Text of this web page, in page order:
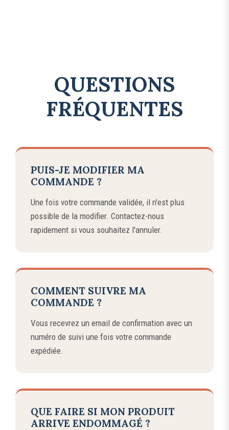
QUESTIONS
FRÉQUENTES
PUIS-JE MODIFIER MA
COMMANDE ?
Une fois votre commande validée, il n'est plus
possible de la modifier. Contactez-nous
rapidement si vous souhaitez l'annuler.
COMMENT SUIVRE MA
COMMANDE ?
Vous recevrez un email de confirmation avec un
numéro de suivi une fois votre commande
expédiée.
QUE FAIRE SI MON PRODUIT
ARRIVE ENDOMMAGÉ ?